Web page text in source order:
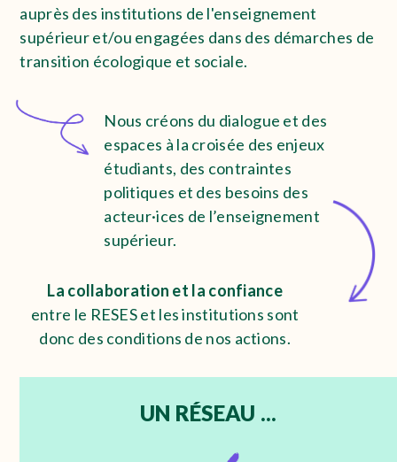
auprès des institutions de l'enseignement
supérieur et/ou engagées dans des démarches de
transition écologique et sociale.
Nous créons du dialogue et des
espaces à la croisée des enjeux
étudiants, des contraintes
politiques et des besoins des
acteur·ices de l’enseignement
supérieur.
La collaboration et la confiance
entre le RESES et les institutions sont
donc des conditions de nos actions.
UN RÉSEAU ...